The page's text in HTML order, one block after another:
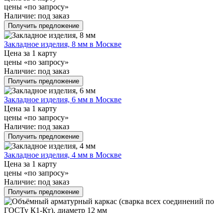
цены «по запросу»
Наличие: под заказ
Получить предложение
Закладное изделия, 8 мм в Москве
Цена за 1 карту
цены «по запросу»
Наличие: под заказ
Получить предложение
Закладное изделия, 6 мм в Москве
Цена за 1 карту
цены «по запросу»
Наличие: под заказ
Получить предложение
Закладное изделия, 4 мм в Москве
Цена за 1 карту
цены «по запросу»
Наличие: под заказ
Получить предложение